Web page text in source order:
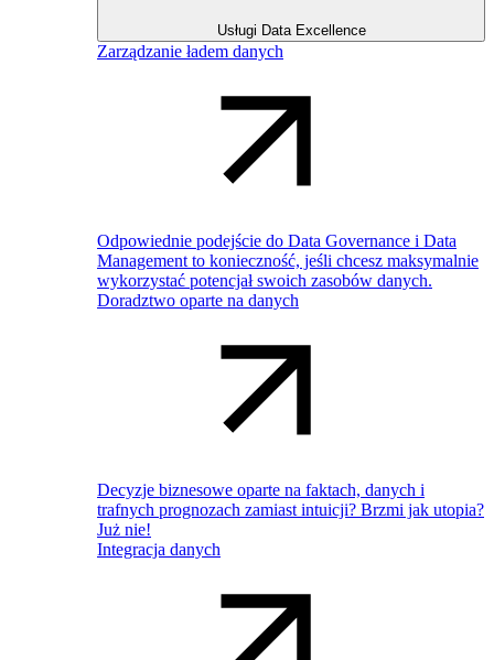
Usługi Data Excellence
Zarządzanie ładem danych
Odpowiednie podejście do Data Governance i Data
Management to konieczność, jeśli chcesz maksymalnie
wykorzystać potencjał swoich zasobów danych.
Doradztwo oparte na danych
Decyzje biznesowe oparte na faktach, danych i
trafnych prognozach zamiast intuicji? Brzmi jak utopia?
Już nie!
Integracja danych